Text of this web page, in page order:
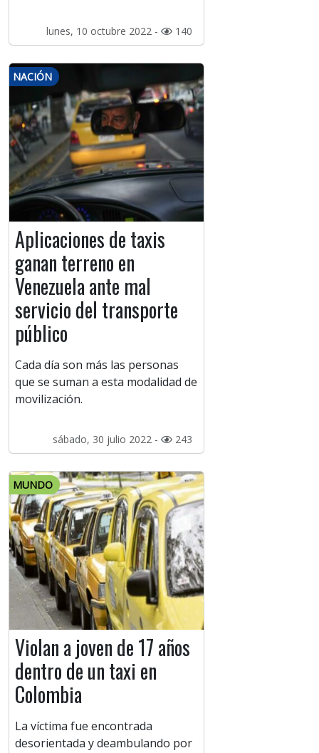
lunes, 10 octubre 2022 - 140
NACIÓN
Aplicaciones de taxis
ganan terreno en
Venezuela ante mal
servicio del transporte
público
Cada día son más las personas
que se suman a esta modalidad de
movilización.
sábado, 30 julio 2022 - 243
MUNDO
Violan a joven de 17 años
dentro de un taxi en
Colombia
La víctima fue encontrada
desorientada y deambulando por